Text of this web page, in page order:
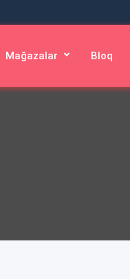
Mağazalar Bloq